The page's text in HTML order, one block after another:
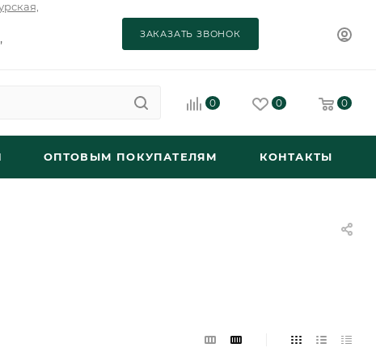
ЗАКАЗАТЬ ЗВОНОК
0 0 0
ОПТОВЫМ ПОКУПАТЕЛЯМ КОНТАКТЫ